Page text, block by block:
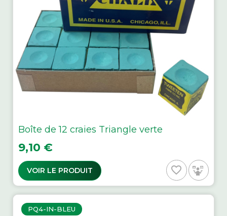
Boîte de 12 craies Triangle verte
Prix
9,10 €
VOIR LE PRODUIT favorite_border
PQ4-IN-BLEU